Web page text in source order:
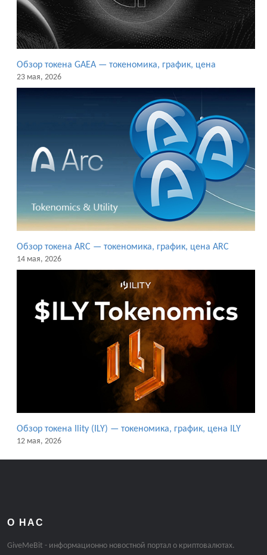
Обзор токена GAEA — токеномика, график, цена
23 мая, 2026
Обзор токена ARC — токеномика, график, цена ARC
14 мая, 2026
Обзор токена Ility (ILY) — токеномика, график, цена ILY
12 мая, 2026
О НАС
GiveMeBit - информационно новостной портал о криптовалютах.